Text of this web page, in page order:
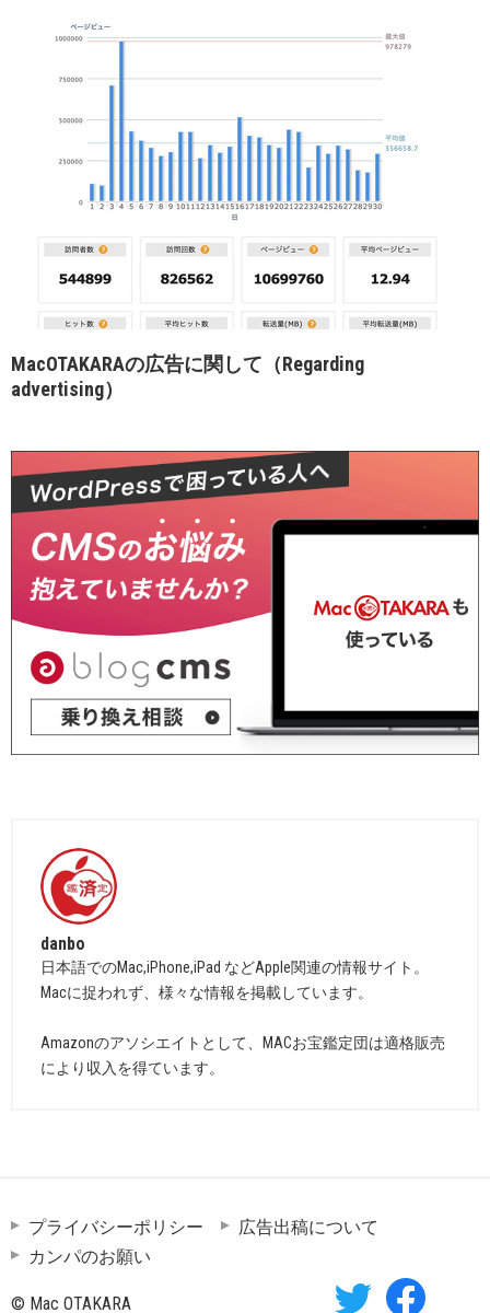
MacOTAKARAの広告に関して（Regarding
advertising）
danbo
日本語でのMac,iPhone,iPad などApple関連の情報サイト。
Macに捉われず、様々な情報を掲載しています。
Amazonのアソシエイトとして、MACお宝鑑定団は適格販売
により収入を得ています。
プライバシーポリシー
広告出稿について
カンパのお願い
© Mac OTAKARA